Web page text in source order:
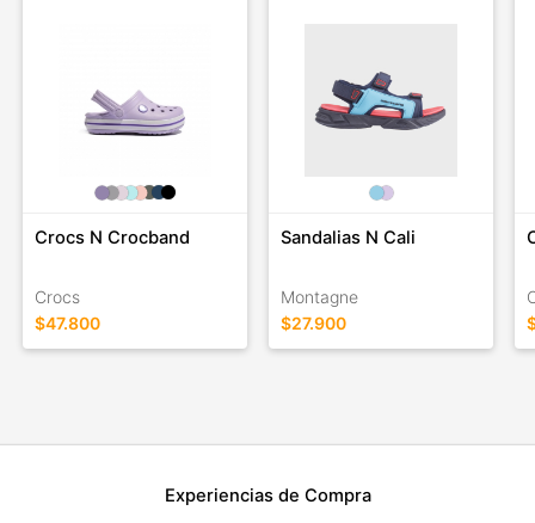
Crocs N Crocband
Crocs
$47.800
Sandalias N Cali
Montagne
$27.900
Experiencias de Compra